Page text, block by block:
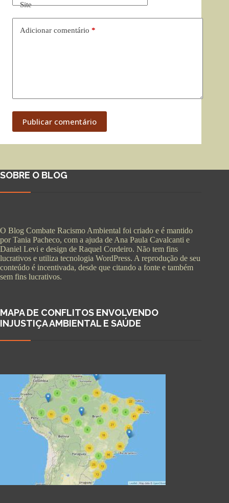
Site
Adicionar comentário *
Publicar comentário
SOBRE O BLOG
O Blog Combate Racismo Ambiental foi criado e é mantido
por Tania Pacheco, com a ajuda de Ana Paula Cavalcanti e
Daniel Levi e design de Raquel Cordeiro. Não tem fins
lucrativos e utiliza tecnologia WordPress. A reprodução de seu
conteúdo é incentivada, desde que citando a fonte e também
sem fins lucrativos.
MAPA DE CONFLITOS ENVOLVENDO
INJUSTIÇA AMBIENTAL E SAÚDE